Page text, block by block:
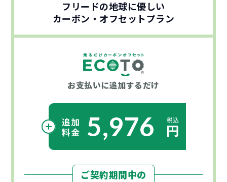
フリードの地球に優しい
カーボン・オフセットプラン
お支払いに追加するだけ
5,976
ご契約期間中の